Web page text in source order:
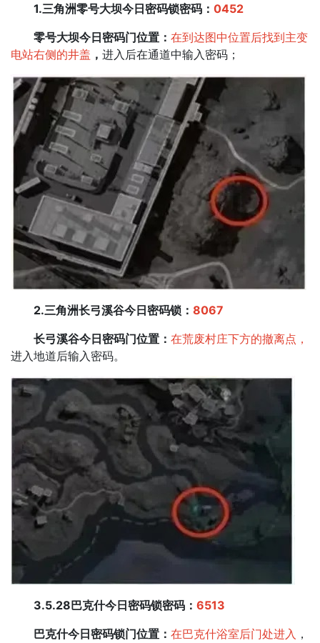
1.三角洲零号大坝今日密码锁密码： 0452
零号大坝今日密码门位置： 在到达图中位置后找到主变
电站右侧的井盖 ， 进入后在通道中输入密码；
2.三角洲长弓溪谷今日密码锁： 8067
长弓溪谷今日密码门位置： 在荒废村庄下方的撤离点，
进入地道后输入密码。
3.5.28巴克什今日密码锁密码： 6513
巴克什今日密码锁门位置： 在巴克什浴室后门处进入 ，